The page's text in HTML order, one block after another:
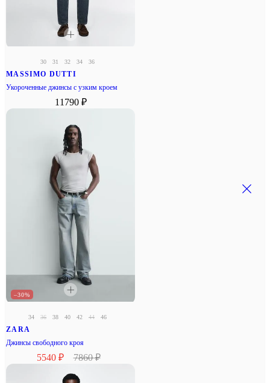
30 31 32 34 36
MASSIMO DUTTI
Укороченные джинсы с узким кроем
11790 ₽
–30%
34 36 38 40 42 44 46
ZARA
Джинсы свободного кроя
5540 ₽ 7860 ₽